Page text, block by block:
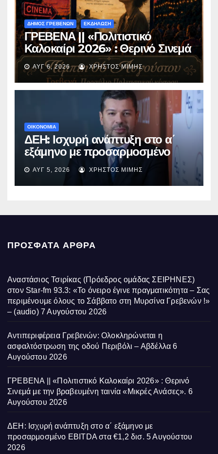
ΔΗΜΟΣ ΓΡΕΒΕΝΩΝ ΕΚΔΗΛΩΣΗ
ΓΡΕΒΕΝΑ || «Πολιτιστικό
Καλοκαίρι 2026» : Θερινό Σινεμά
με την βραβευμένη ταινία
«Μικρές Ανάσες».
ΑΥΓ 6, 2026 ΧΡΉΣΤΟΣ ΜΊΜΗΣ
ΟΙΚΟΝΟΜΙΑ
ΔΕΗ: Ισχυρή ανάπτυξη στο α΄
εξάμηνο με προσαρμοσμένο
EBITDA στα €1,2 δισ.
ΑΥΓ 5, 2026 ΧΡΉΣΤΟΣ ΜΊΜΗΣ
ΠΡΌΣΦΑΤΑ ΆΡΘΡΑ
Αναστάσιος Τσιρίκας (Πρόεδρος ομάδας ΣΕΙΡΗΝΕΣ)
στον Star-fm 93.3: «Το όνειρο έγινε πραγματικότητα – Σας
περιμένουμε όλους το Σάββατο στη Μυρσίνα Γρεβενών !»
– (audio) 7 Αυγούστου 2026
Αντιπεριφέρεια Γρεβενών: Ολοκληρώνεται η
ασφαλτόστρωση της οδού Περιβόλι – Αβδέλλα 6
Αυγούστου 2026
ΓΡΕΒΕΝΑ || «Πολιτιστικό Καλοκαίρι 2026» : Θερινό
Σινεμά με την βραβευμένη ταινία «Μικρές Ανάσες». 6
Αυγούστου 2026
ΔΕΗ: Ισχυρή ανάπτυξη στο α΄ εξάμηνο με
προσαρμοσμένο EBITDA στα €1,2 δισ. 5 Αυγούστου
2026